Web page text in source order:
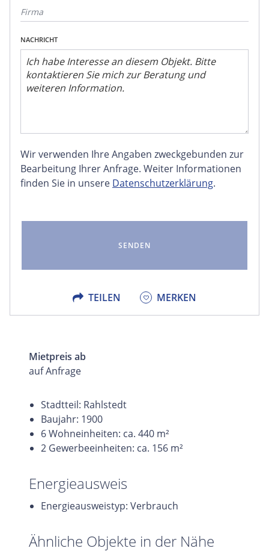
NACHRICHT
Wir verwenden Ihre Angaben zweckgebunden zur
Bearbeitung Ihrer Anfrage. Weiter Informationen
finden Sie in unsere Datenschutzerklärung.
TEILEN
FACEBOOK
X
MERKEN
Mietpreis ab
auf Anfrage
Stadtteil: Rahlstedt
Baujahr: 1900
6 Wohneinheiten: ca. 440 m²
2 Gewerbeeinheiten: ca. 156 m²
Energieausweis
Energieausweistyp: Verbrauch
Ähnliche Objekte in der Nähe